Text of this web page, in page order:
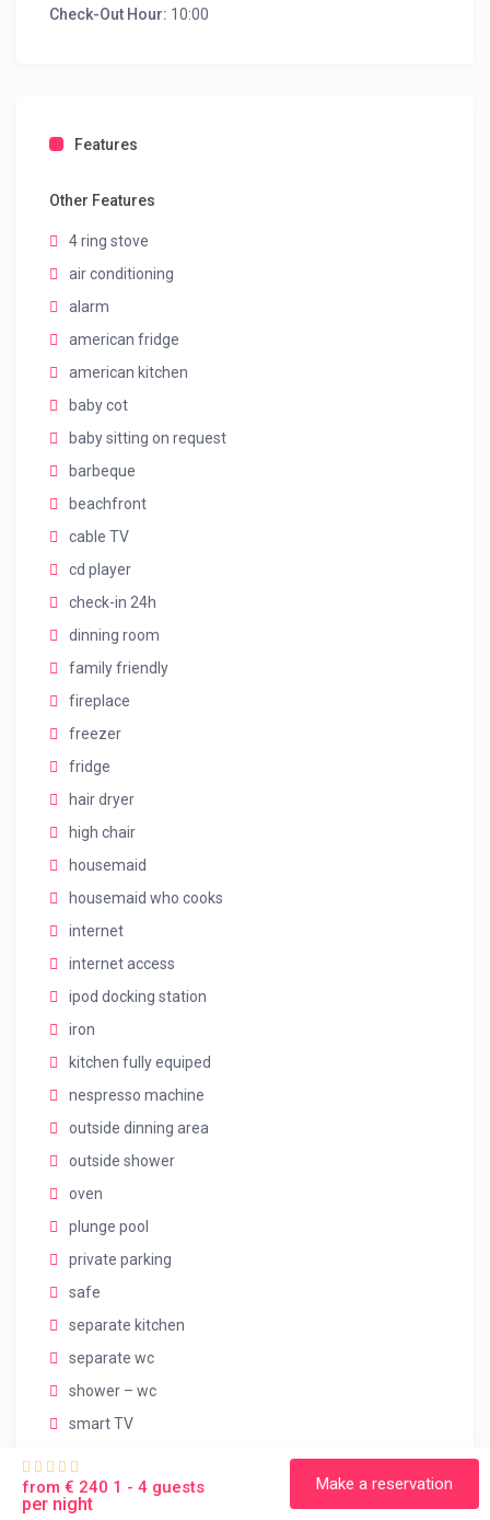
Check-Out Hour: 10:00
Features
Other Features
4 ring stove
air conditioning
alarm
american fridge
american kitchen
baby cot
baby sitting on request
barbeque
beachfront
cable TV
cd player
check-in 24h
dinning room
family friendly
fireplace
freezer
fridge
hair dryer
high chair
housemaid
housemaid who cooks
internet
internet access
ipod docking station
iron
kitchen fully equiped
nespresso machine
outside dinning area
outside shower
oven
plunge pool
private parking
safe
separate kitchen
separate wc
shower – wc
smart TV
sunbeds
from € 240 1 - 4 guests
per night
Make a reservation